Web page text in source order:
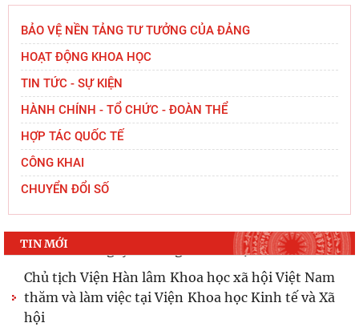
BẢO VỆ NỀN TẢNG TƯ TƯỞNG CỦA ĐẢNG
HOẠT ĐỘNG KHOA HỌC
TIN TỨC - SỰ KIỆN
HÀNH CHÍNH - TỔ CHỨC - ĐOÀN THỂ
HỢP TÁC QUỐC TẾ
CÔNG KHAI
CHUYỂN ĐỔI SỐ
TIN MỚI
Viện Hàn lâm Khoa học xã hội Việt Nam và Học
viện Chính trị và Hành chính quốc gia Lào ký
Thỏa
Hội thảo khoa học quốc tế: “Nền kinh tế độc lập,
tự chủ: Sáng kiến của Cộng hòa Dân chủ Nhân
dân
Đổi mới công tác kiểm tra, giám sát tại Chi bộ
Viện Nhà nước và Pháp luật: Gắn siết chặt kỷ
Đẩy mạnh sáng tác văn học, nghệ thuật hướng
tới 80 năm Ngày Thương binh - Liệt sĩ
Chủ tịch Viện Hàn lâm Khoa học xã hội Việt Nam
thăm và làm việc tại Viện Khoa học Kinh tế và Xã
hội